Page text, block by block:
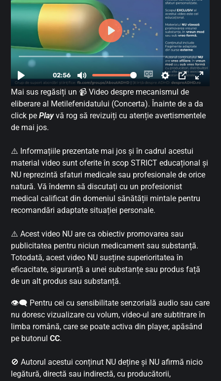
Mai sus regăsiți un 📹 Video despre mecanismul de
eliberare al Metilefenidatului (Concerta). Înainte de a da
click pePlayvă rog să revizuiți cu atenție avertismentele
de mai jos.
⚠️ Informațiile prezentate mai jos și în cadrul acestui
material video sunt oferite în scop STRICT educațional și
NU reprezintă sfaturi medicale sau profesionale de orice
natură. Vă îndemn să discutați cu un profesionist
medical calificat din domeniul sănătății mintale pentru
recomandări adaptate situației personale.
⚠️ Acest video NU are ca obiectiv promovarea sau
publicitatea pentru niciun medicament sau substanță.
Totodată, acest video NU susține superioritatea în
eficacitate, siguranță a unei substanțe sau produs față
de un alt produs sau substanță.
👁️‍🗨️ Pentru cei cu sensibilitate senzorială audio sau care
nu doresc vizualizare cu volum, video-ul are subtitrare în
limba română, care se poate activa din player, apăsând
pe butonulCC.
🚫 Autorul acestui conținut NU deține și NU afirmă nicio
legătură, directă sau indirectă, cu producătorii,